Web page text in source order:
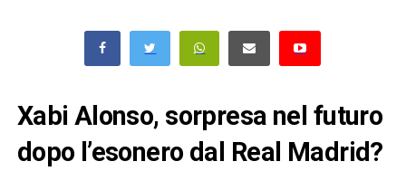
Xabi Alonso, sorpresa nel futuro
dopo l’esonero dal Real Madrid?